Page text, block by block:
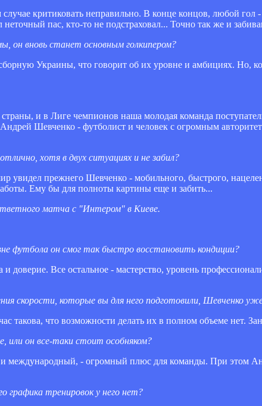
критиковать неправильно. В конце концов, любой гол -
неточный пас, кто-то не подстраховал... Точно так же и
он вновь станет основным голкипером?
Украины, что говорит об их уровне и амбициях. Но,
и в Лиге чемпионов наша молодая команда
Шевченко - футболист и человек с огромным
хотя в двух ситуациях и не забил?
прежнего Шевченко - мобильного, быстрого,
Ему бы для полноты картины еще и забить...
матча с "Интером" в Киеве.
футбола он смог так быстро восстановить кондиции?
Все остальное - мастерство, уровень
скорости, которые вы для него подготовили, Шевченко
такова, что возможности делать их в полном объеме нет.
или он все-таки стоит особняком?
и международный, - огромный плюс для команды. При этом
графика тренировок у него нет?